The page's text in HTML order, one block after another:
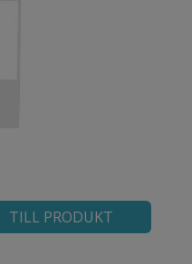
TILL PRODUKT